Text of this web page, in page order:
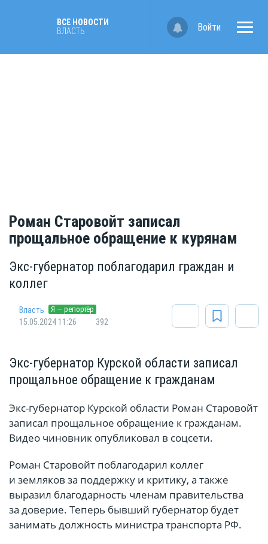
ВСЕ НОВОСТИ
ВЛАСТЬ
Войти
Роман Старовойт записал
прощальное обращение к курянам
Экс-губернатор поблагодарил граждан и
коллег
Власть Я — репортёр
15.05.2024 11:26 392
Экс-губернатор Курской области записал
прощальное обращение к гражданам
Экс-губернатор Курской области Роман Старовойт
записал прощальное обращение к гражданам.
Видео чиновник опубликовал в соцсети.
Роман Старовойт поблагодарил коллег
и земляков за поддержку и критику, а также
выразил благодарность членам правительства
за доверие. Теперь бывший губернатор будет
занимать должность министра транспорта РФ.